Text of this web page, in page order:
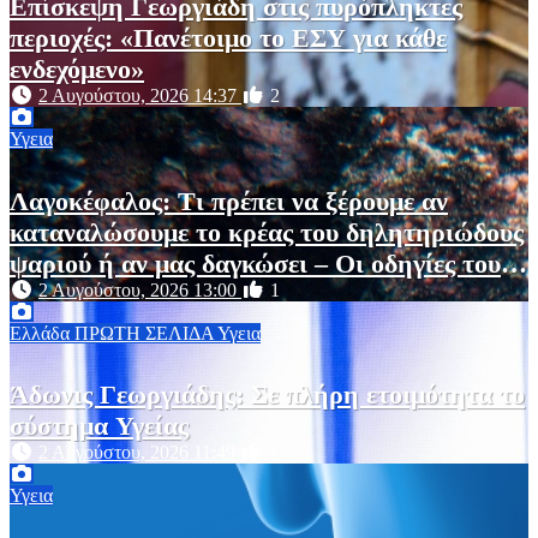
Επίσκεψη Γεωργιάδη στις πυρόπληκτες
περιοχές: «Πανέτοιμο το ΕΣΥ για κάθε
ενδεχόμενο»
2 Αυγούστου, 2026 14:37 2
Υγεια
Λαγοκέφαλος: Τι πρέπει να ξέρουμε αν
καταναλώσουμε το κρέας του δηλητηριώδους
ψαριού ή αν μας δαγκώσει – Οι οδηγίες του
ΕΟΔΥ
2 Αυγούστου, 2026 13:00 1
Ελλάδα ΠΡΩΤΗ ΣΕΛΙΔΑ Υγεια
Άδωνις Γεωργιάδης: Σε πλήρη ετοιμότητα το
σύστημα Υγείας
2 Αυγούστου, 2026 11:49
Υγεια